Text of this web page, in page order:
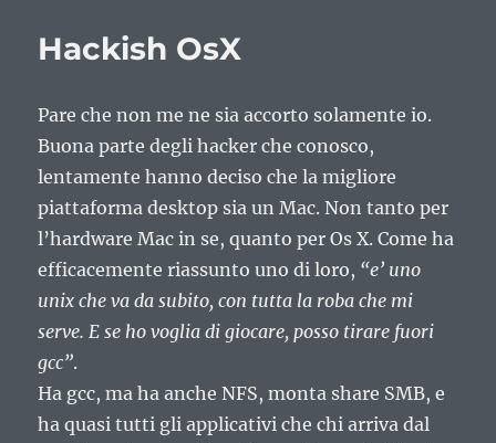
Hackish OsX
Pare che non me ne sia accorto solamente io.
Buona parte degli hacker che conosco,
lentamente hanno deciso che la migliore
piattaforma desktop sia un Mac. Non tanto per
l’hardware Mac in se, quanto per Os X. Come ha
efficacemente riassunto uno di loro, “e’ uno
unix che va da subito, con tutta la roba che mi
serve. E se ho voglia di giocare, posso tirare fuori
gcc”.
Ha gcc, ma ha anche NFS, monta share SMB, e
ha quasi tutti gli applicativi che chi arriva dal